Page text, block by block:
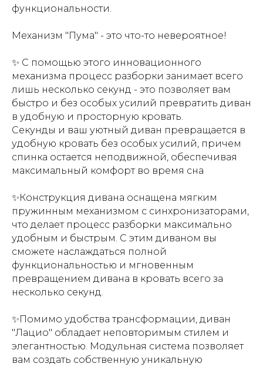
функциональности.
Механизм "Пума" - это что-то невероятное!
✨ С помощью этого инновационного
механизма процесс разборки занимает всего
лишь несколько секунд - это позволяет вам
быстро и без особых усилий превратить диван
в удобную и просторную кровать.
Секунды и ваш уютный диван превращается в
удобную кровать без особых усилий, причем
спинка остается неподвижной, обеспечивая
максимальный комфорт во время сна
✨Конструкция дивана оснащена мягким
пружинным механизмом с синхронизаторами,
что делает процесс разборки максимально
удобным и быстрым. С этим диваном вы
сможете наслаждаться полной
функциональностью и мгновенным
превращением дивана в кровать всего за
несколько секунд.
✨Помимо удобства трансформации, диван
"Лацио" обладает неповторимым стилем и
элегантностью. Модульная система позволяет
вам создать собственную уникальную